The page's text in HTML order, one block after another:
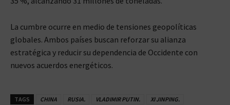
La cumbre ocurre en medio de tensiones geopolíticas
globales. Ambos países buscan reforzar su alianza
estratégica y reducir su dependencia de Occidente con
nuevos acuerdos energéticos.
TAGS CHINA RUSIA. VLADIMIR PUTIN.
XI JINPING.